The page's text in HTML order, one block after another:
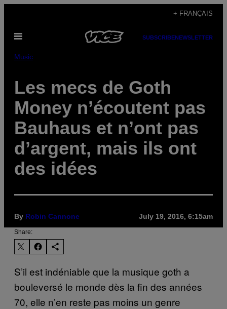
content
+ FRANÇAIS
Open
SUBSCRIBENEWSLETTER
Music
Les mecs de Goth
Money n’écoutent pas
Bauhaus et n’ont pas
d’argent, mais ils ont
des idées
By Robin Cannone July 19, 2016, 6:15am
Share:
S’il est indéniable que la musique goth a
bouleversé le monde dès la fin des années
70, elle n’en reste pas moins un genre